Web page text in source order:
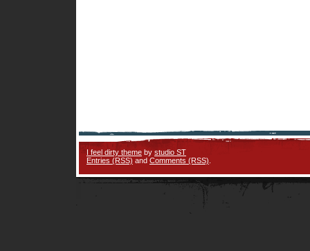
I feel dirty theme by studio ST
Entries (RSS) and Comments (RSS)